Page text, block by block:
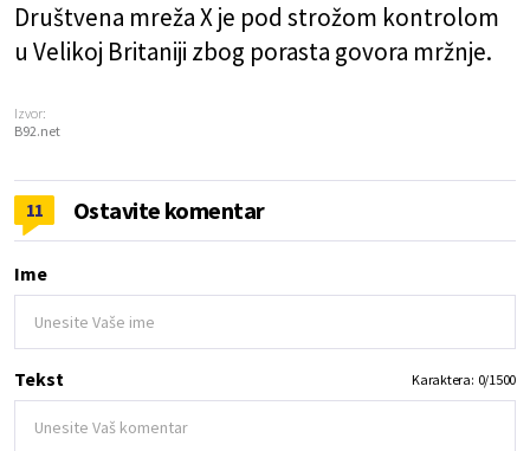
Društvena mreža X je pod strožom kontrolom
u Velikoj Britaniji zbog porasta govora mržnje.
Izvor:
B92.net
11 Ostavite komentar
Ime
Tekst Karaktera: 0/1500